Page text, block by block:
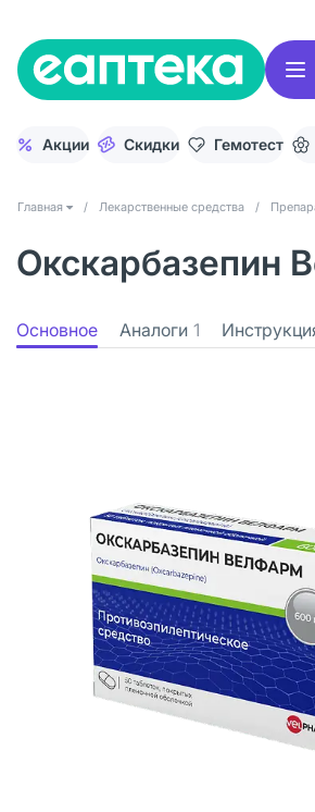
Акции Скидки Гемотест
Главная / Лекарственные средства /
Окскарбазепин
Основное Аналоги 1